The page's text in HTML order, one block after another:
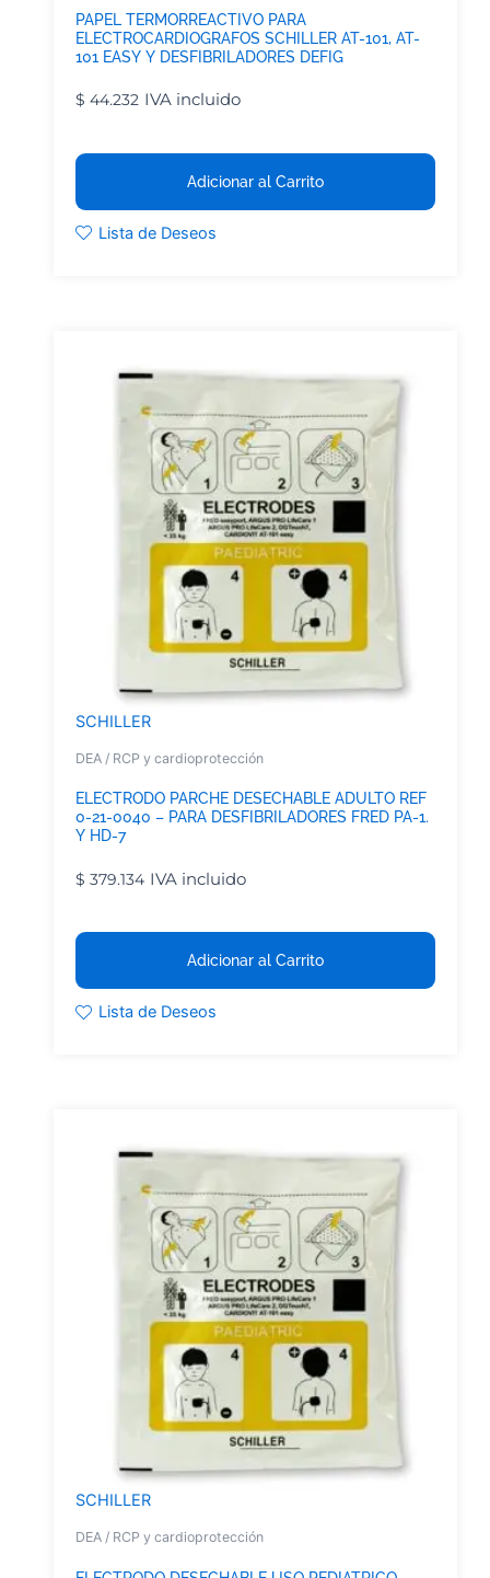
PAPEL TERMORREACTIVO PARA
ELECTROCARDIOGRAFOS SCHILLER AT-101, AT-
101 EASY Y DESFIBRILADORES DEFIG
$ 44.232 IVA incluido
Adicionar al Carrito
Lista de Deseos
SCHILLER
DEA / RCP y cardioprotección
ELECTRODO PARCHE DESECHABLE ADULTO REF
0-21-0040 – PARA DESFIBRILADORES FRED PA-1.
Y HD-7
$ 379.134 IVA incluido
Adicionar al Carrito
Lista de Deseos
SCHILLER
DEA / RCP y cardioprotección